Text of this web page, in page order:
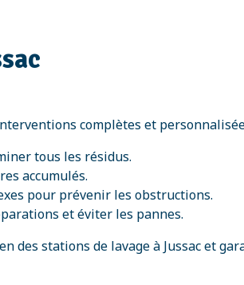
complètes et
tous les résidus.
accumulés.
pour prévenir les obstructions.
et éviter les pannes.
des stations de lavage à Jussac et